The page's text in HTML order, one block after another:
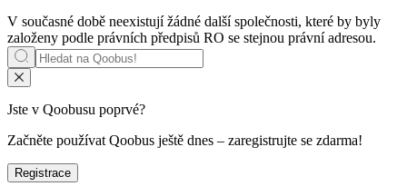
V současné době neexistují žádné další společnosti, které by byly
založeny podle právních předpisů RO se stejnou právní adresou.
Jste v Qoobusu poprvé?
Začněte používat Qoobus ještě dnes – zaregistrujte se zdarma!
Registrace